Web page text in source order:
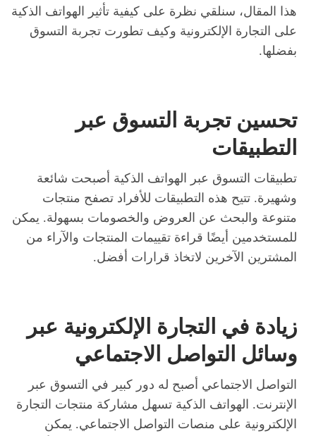
هذا المقال، سنلقي نظرة على كيفية تأثير الهواتف الذكية
على التجارة الإلكترونية وكيف تطورت تجربة التسوق
بفضلها.
تحسين تجربة التسوق عبر
التطبيقات
تطبيقات التسوق عبر الهواتف الذكية أصبحت شائعة
وشهيرة. تتيح هذه التطبيقات للأفراد تصفح منتجات
متنوعة والبحث عن العروض والخصومات بسهولة. يمكن
للمستخدمين أيضًا قراءة تقييمات المنتجات والآراء من
المشترين الآخرين لاتخاذ قرارات أفضل.
زيادة في التجارة الإلكترونية عبر
وسائل التواصل الاجتماعي
التواصل الاجتماعي أصبح له دور كبير في التسوق عبر
الإنترنت. الهواتف الذكية تسهل مشاركة منتجات التجارة
الإلكترونية على منصات التواصل الاجتماعي. يمكن